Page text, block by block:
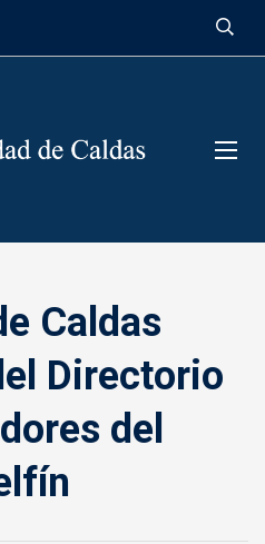
Caldas
Directorio
del